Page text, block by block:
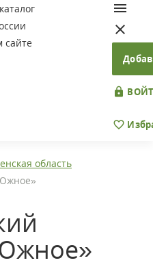
сайте
область